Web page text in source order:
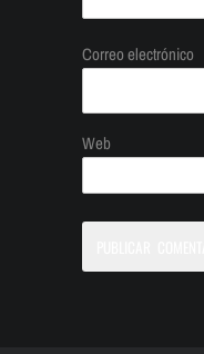
Correo electrónico
Web